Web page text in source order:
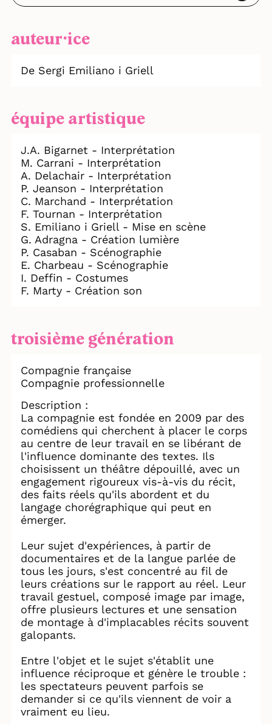
auteur⸱ice
De Sergi Emiliano i Griell
équipe artistique
J.A. Bigarnet - Interprétation
M. Carrani - Interprétation
A. Delachair - Interprétation
P. Jeanson - Interprétation
C. Marchand - Interprétation
F. Tournan - Interprétation
S. Emiliano i Griell - Mise en scène
G. Adragna - Création lumière
P. Casaban - Scénographie
E. Charbeau - Scénographie
I. Deffin - Costumes
F. Marty - Création son
troisième génération
Compagnie française
Compagnie professionnelle
Description :
La compagnie est fondée en 2009 par des
comédiens qui cherchent à placer le corps
au centre de leur travail en se libérant de
l'influence dominante des textes. Ils
choisissent un théâtre dépouillé, avec un
engagement rigoureux vis-à-vis du récit,
des faits réels qu'ils abordent et du
langage chorégraphique qui peut en
émerger.
Leur sujet d'expériences, à partir de
documentaires et de la langue parlée de
tous les jours, s'est concentré au fil de
leurs créations sur le rapport au réel. Leur
travail gestuel, composé image par image,
offre plusieurs lectures et une sensation
de montage à d'implacables récits souvent
galopants.
Entre l'objet et le sujet s'établit une
influence réciproque et génère le trouble :
les spectateurs peuvent parfois se
demander si ce qu'ils viennent de voir a
vraiment eu lieu.